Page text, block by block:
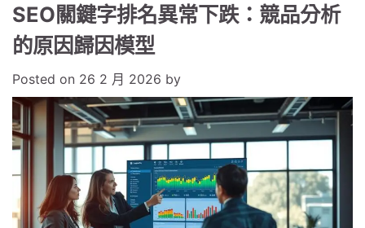
SEO關鍵字排名異常下跌：競品分析
的原因歸因模型
Posted on 26 2 月 2026 by